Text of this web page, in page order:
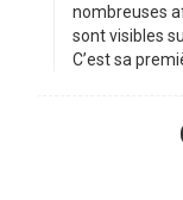
nombreuses
sont visibles
C’est sa